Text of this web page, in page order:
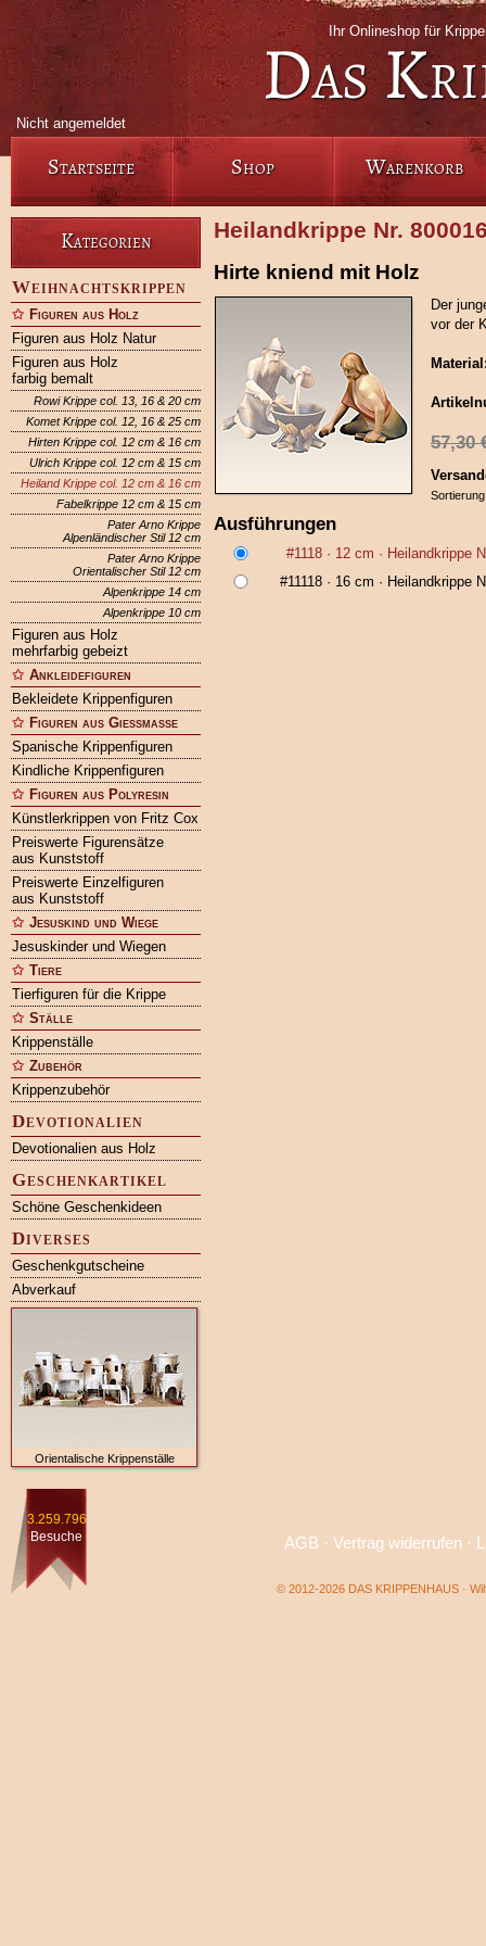
Ihr Onlineshop für
Das
Nicht angemeldet
Startseite Shop Warenkorb
Kategorien
Weihnachtskrippen
Figuren aus Holz
Figuren aus Holz Natur
Figuren aus Holz
farbig bemalt
Rowi Krippe col. 13, 16 & 20 cm
Komet Krippe col. 12, 16 & 25 cm
Hirten Krippe col. 12 cm & 16 cm
Ulrich Krippe col. 12 cm & 15 cm
Heiland Krippe col. 12 cm & 16 cm
Fabelkrippe 12 cm & 15 cm
Pater Arno Krippe
Alpenländischer Stil 12 cm
Pater Arno Krippe
Orientalischer Stil 12 cm
Alpenkrippe 14 cm
Alpenkrippe 10 cm
Figuren aus Holz
mehrfarbig gebeizt
Ankleidefiguren
Bekleidete Krippenfiguren
Figuren aus Gießmasse
Spanische Krippenfiguren
Kindliche Krippenfiguren
Figuren aus Polyresin
Künstlerkrippen von Fritz Cox
Preiswerte Figurensätze
aus Kunststoff
Preiswerte Einzelfiguren
aus Kunststoff
Jesuskind und Wiege
Jesuskinder und Wiegen
Tiere
Tierfiguren für die Krippe
Ställe
Krippenställe
Zubehör
Krippenzubehör
Devotionalien
Devotionalien aus Holz
Geschenkartikel
Schöne Geschenkideen
Diverses
Geschenkgutscheine
Abverkauf
Orientalische Krippenställe
Heilandkrippe Nr.
Hirte kniend mit Holz
Der
vor der
57,30
Ausführungen
#1118 · 12 cm · Heilandkrippe
#11118 · 16 cm · Heilandkrippe
3.259.796
Besuche
AGB · Vertrag widerrufen·
© 2012-2026 DAS KRIPPENHAUS ·